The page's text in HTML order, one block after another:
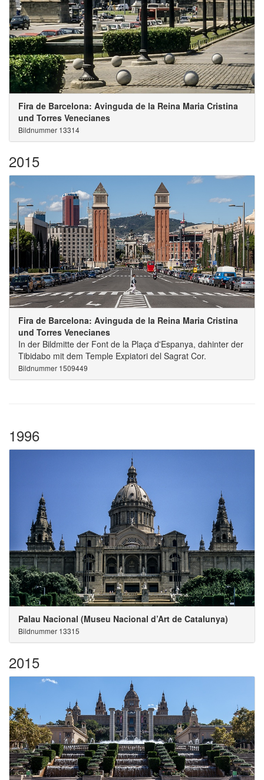
Fira de Barcelona: Avinguda de la Reina Maria Cristina
und Torres Venecianes
Bildnummer 13314
2015
Fira de Barcelona: Avinguda de la Reina Maria Cristina
und Torres Venecianes
In der Bildmitte der Font de la Plaça d'Espanya, dahinter der
Tibidabo mit dem Temple Expiatori del Sagrat Cor.
Bildnummer 1509449
1996
Palau Nacional (Museu Nacional d’Art de Catalunya)
Bildnummer 13315
2015